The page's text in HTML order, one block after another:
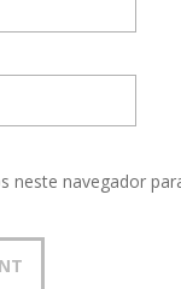
neste navegador